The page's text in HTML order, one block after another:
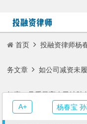
首页 投融资律师杨
务文章 如公司减资未
担责？且看最高人民法院
杨春宝
A+